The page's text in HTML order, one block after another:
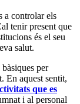
a controlar els
tenir present que
és el seu
salut.
per
En aquest sentit,
que es
i al personal